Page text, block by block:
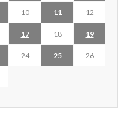
10 11 12
17 18 19
24 25 26